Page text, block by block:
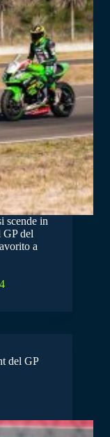
scende in
GP del
a
del GP